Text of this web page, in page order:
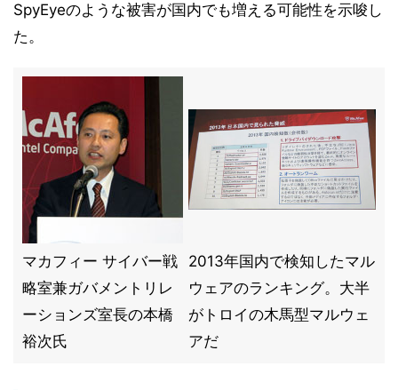
SpyEyeのような被害が国内でも増える可能性を示唆し
た。
マカフィー サイバー戦
略室兼ガバメントリレ
ーションズ室長の本橋
裕次氏
2013年国内で検知したマル
ウェアのランキング。大半
がトロイの木馬型マルウェ
アだ